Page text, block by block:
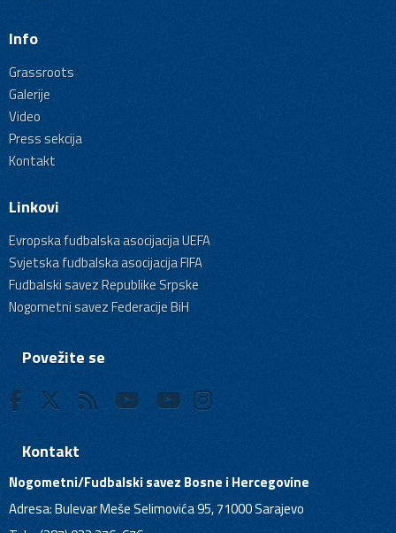
Info
Grassroots
Galerije
Video
Press sekcija
Kontakt
Linkovi
Evropska fudbalska asocijacija UEFA
Svjetska fudbalska asocijacija FIFA
Fudbalski savez Republike Srpske
Nogometni savez Federacije BiH
Povežite se
Kontakt
Nogometni/Fudbalski savez Bosne i Hercegovine
Adresa: Bulevar Meše Selimovića 95, 71000 Sarajevo